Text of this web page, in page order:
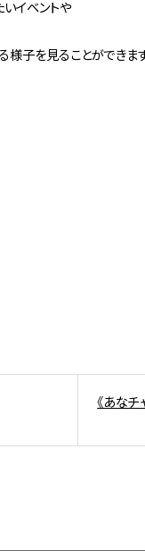
イベントや
様子を見ることができま
《あな